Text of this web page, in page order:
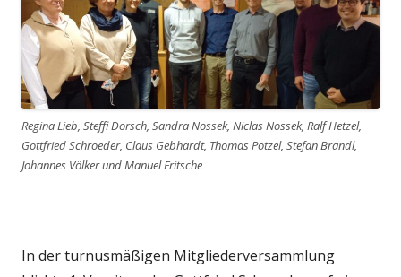
Regina Lieb, Steffi Dorsch, Sandra Nossek, Niclas Nossek, Ralf Hetzel,
Gottfried Schroeder, Claus Gebhardt, Thomas Potzel, Stefan Brandl,
Johannes Völker und Manuel Fritsche
In der turnusmäßigen Mitgliederversammlung